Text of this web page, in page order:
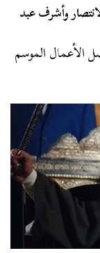
وأشرف عبد
الأعمال الموسم